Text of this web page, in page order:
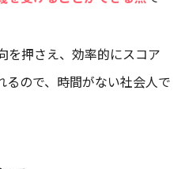
を押さえ、効率的にスコア
るので、時間がない社会人で